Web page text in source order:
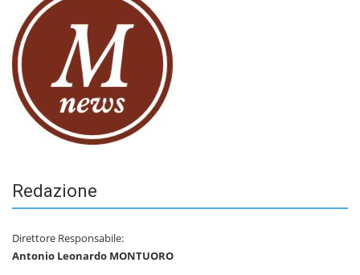
Redazione
Direttore Responsabile:
Antonio Leonardo MONTUORO